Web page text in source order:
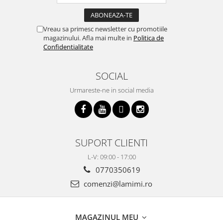
Vreau sa primesc newsletter cu promotiile
magazinului. Afla mai multe in Politica de
Confidentialitate
SOCIAL
Urmareste-ne in social media
SUPORT CLIENTI
L-V: 09:00 - 17:00
0770350619
comenzi@lamimi.ro
MAGAZINUL MEU